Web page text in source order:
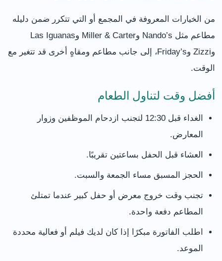
من الخيارات المعروفة في المجمع أو التي تتكرر ضمن دليله
مطاعم مثل Nando’s وMiller & Carter وLas Iguanas
وZizzi وFriday’s، إلى جانب مطاعم ومقاهٍ أخرى قد تتغير مع
الوقت.
أفضل وقت لتناول الطعام
الغداء قبل 12:30 لتجنب ازدحام الموظفين وزوار
المعارض.
العشاء قبل الحفل بساعتين تقريبًا.
الحجز المسبق مساء الجمعة والسبت.
تجنب وقت خروج معرض أو حفل كبير عندما تمتلئ
المطاعم دفعة واحدة.
اطلب الفاتورة مبكرًا إذا كان لديك فيلم أو فعالية محددة
الموعد.